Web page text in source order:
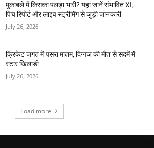
मुकाबले में किसका पलड़ा भारी? यहां जानें संभावित XI,
पिच रिपोर्ट और लाइव स्ट्रीमिंग से जुड़ी जानकारी
July 26, 2026
क्रिकेट जगत में पसरा मातम, दिग्गज की मौत से सदमें में
स्टार खिलाड़ी
July 26, 2026
Load more